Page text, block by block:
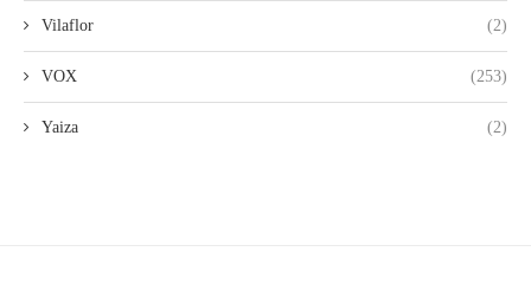
Vilaflor (2)
VOX (253)
Yaiza (2)